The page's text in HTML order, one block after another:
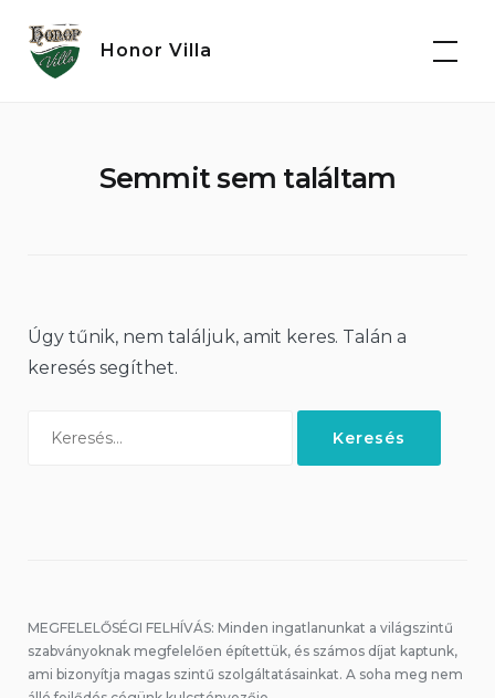
tartalomra
Honor Villa
Semmit sem találtam
Úgy tűnik, nem találjuk, amit keres. Talán a
keresés segíthet.
MEGFELELŐSÉGI FELHÍVÁS: Minden ingatlanunkat a világszintű
szabványoknak megfelelően építettük, és számos díjat kaptunk,
ami bizonyítja magas szintű szolgáltatásainkat. A soha meg nem